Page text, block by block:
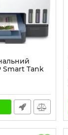
Smart Tank